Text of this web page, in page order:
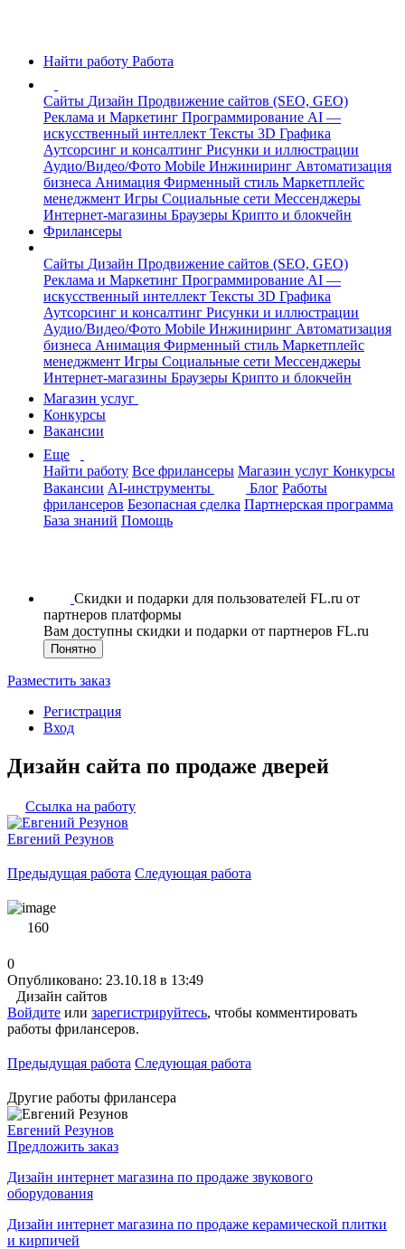
Найти работу Работа
Сайты Дизайн Продвижение сайтов (SEO, GEO)
Реклама и Маркетинг Программирование AI —
искусственный интеллект Тексты 3D Графика
Аутсорсинг и консалтинг Рисунки и иллюстрации
Аудио/Видео/Фото Mobile Инжиниринг Автоматизация
бизнеса Анимация Фирменный стиль Маркетплейс
менеджмент Игры Социальные сети Мессенджеры
Интернет-магазины Браузеры Крипто и блокчейн
Фрилансеры
Сайты Дизайн Продвижение сайтов (SEO, GEO)
Реклама и Маркетинг Программирование AI —
искусственный интеллект Тексты 3D Графика
Аутсорсинг и консалтинг Рисунки и иллюстрации
Аудио/Видео/Фото Mobile Инжиниринг Автоматизация
бизнеса Анимация Фирменный стиль Маркетплейс
менеджмент Игры Социальные сети Мессенджеры
Интернет-магазины Браузеры Крипто и блокчейн
Магазин услуг
Конкурсы
Вакансии
Еще
Найти работу Все фрилансеры Магазин услуг Конкурсы
Вакансии AI-инструменты Блог Работы
фрилансеров Безопасная сделка Партнерская программа
База знаний Помощь
Скидки и подарки для пользователей FL.ru от
партнеров платформы
Вам доступны скидки и подарки от партнеров FL.ru
Понятно
Разместить заказ
Регистрация
Вход
Дизайн сайта по продаже дверей
Ссылка на работу
Евгений Резунов
Предыдущая работа Следующая работа
160
0
Опубликовано: 23.10.18 в 13:49
Дизайн сайтов
Войдите или зарегистрируйтесь, чтобы комментировать
работы фрилансеров.
Предыдущая работа Следующая работа
Другие работы фрилансера
Евгений Резунов
Предложить заказ
Дизайн интернет магазина по продаже звукового
оборудования
Дизайн интернет магазина по продаже керамической плитки
и кирпичей